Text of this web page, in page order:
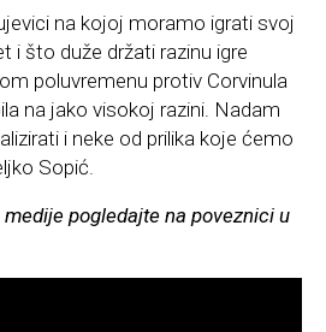
na kojoj moramo igrati svoj
i što duže držati razinu igre
poluvremenu protiv Corvinula
na jako visokoj razini. Nadam
i neke od prilika koje ćemo
Sopić.
pogledajte na poveznici u